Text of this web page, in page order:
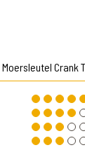
Moersleutel Crank